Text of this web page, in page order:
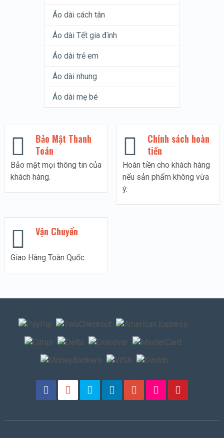
Áo dài cách tân
Áo dài Tết gia đình
Áo dài trẻ em
Áo dài nhung
Áo dài mẹ bé
Bảo Mật Thanh
Toán
Bảo mật mọi thông tin của
khách hàng.
Chính sách hoàn
tiền
Hoàn tiền cho khách hàng
nếu sản phẩm không vừa
ý.
Vận Chuyển
Giao Hàng Toàn Quốc